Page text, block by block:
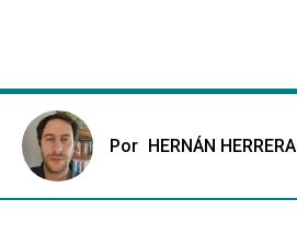
Por HERNÁN HERRERA